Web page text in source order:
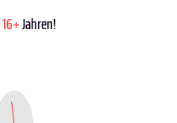
16+Jahren!